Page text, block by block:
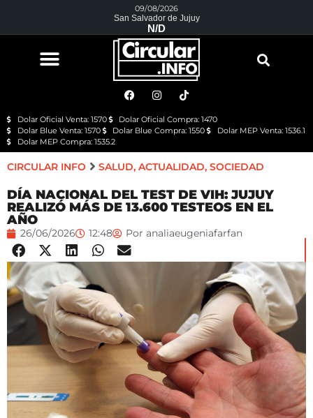
09/08/2026
San Salvador de Jujuy
N/D
Dolar Oficial Venta: 1570
Dolar Oficial Compra: 1470
Dolar Blue Venta: 1570
Dolar Blue Compra: 1550
Dolar MEP Venta: 1536.1
Dolar MEP Compra: 1535.2
CIRCULAR INFO SALUD, ACTUALIDAD, SOCIEDAD
DÍA NACIONAL DEL TEST DE VIH: JUJUY
REALIZÓ MÁS DE 13.600 TESTEOS EN EL
AÑO
26/06/2026 12:48 Por analiaeugeniafarfan